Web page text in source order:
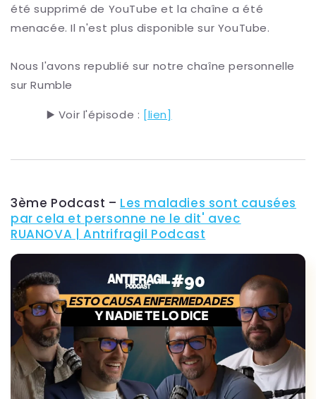
été supprimé de YouTube et la chaîne a été
menacée. Il n'est plus disponible sur YouTube.
Nous l'avons republié sur notre chaîne personnelle
sur Rumble
▶️ Voir l'épisode : [lien]
3ème Podcast – Les maladies sont causées
par cela et personne ne le dit' avec
RUANOVA | Antrifragil Podcast